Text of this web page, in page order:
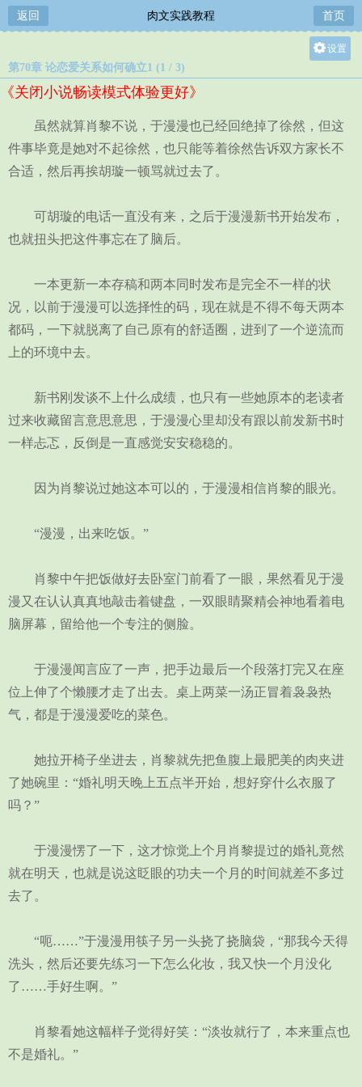
返回 肉文实践教程 首页
设置
中
小
第70章 论恋爱关系如何确立1 (1 / 3)
《关闭小说畅读模式体验更好》
虽然就算肖黎不说，于漫漫也已经回绝掉了徐然，但这
件事毕竟是她对不起徐然，也只能等着徐然告诉双方家长不
合适，然后再挨胡璇一顿骂就过去了。
可胡璇的电话一直没有来，之后于漫漫新书开始发布，
也就扭头把这件事忘在了脑后。
一本更新一本存稿和两本同时发布是完全不一样的状
况，以前于漫漫可以选择性的码，现在就是不得不每天两本
都码，一下就脱离了自己原有的舒适圈，进到了一个逆流而
上的环境中去。
新书刚发谈不上什么成绩，也只有一些她原本的老读者
过来收藏留言意思意思，于漫漫心里却没有跟以前发新书时
一样忐忑，反倒是一直感觉安安稳稳的。
因为肖黎说过她这本可以的，于漫漫相信肖黎的眼光。
“漫漫，出来吃饭。”
肖黎中午把饭做好去卧室门前看了一眼，果然看见于漫
漫又在认认真真地敲击着键盘，一双眼睛聚精会神地看着电
脑屏幕，留给他一个专注的侧脸。
于漫漫闻言应了一声，把手边最后一个段落打完又在座
位上伸了个懒腰才走了出去。桌上两菜一汤正冒着袅袅热
气，都是于漫漫爱吃的菜色。
她拉开椅子坐进去，肖黎就先把鱼腹上最肥美的肉夹进
了她碗里：“婚礼明天晚上五点半开始，想好穿什么衣服了
吗？”
于漫漫愣了一下，这才惊觉上个月肖黎提过的婚礼竟然
就在明天，也就是说这眨眼的功夫一个月的时间就差不多过
去了。
“呃……”于漫漫用筷子另一头挠了挠脑袋，“那我今天得
洗头，然后还要先练习一下怎么化妆，我又快一个月没化
了……手好生啊。”
肖黎看她这幅样子觉得好笑：“淡妆就行了，本来重点也
不是婚礼。”